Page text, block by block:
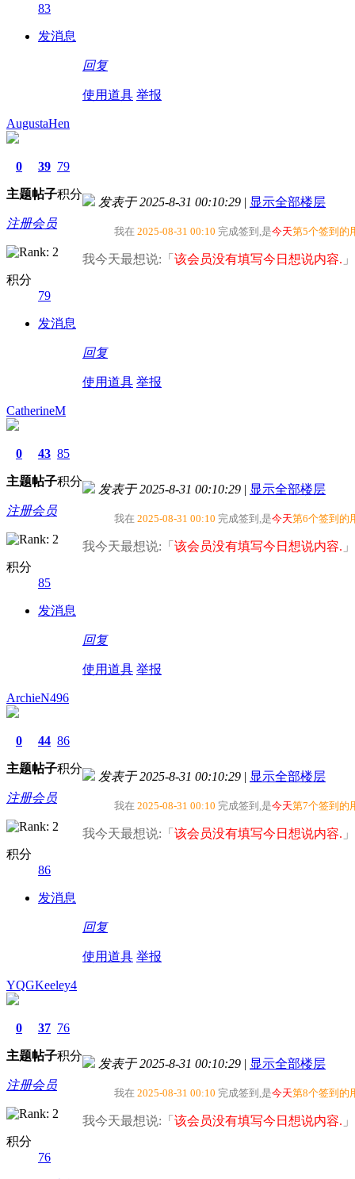
83
发消息
回复
使用道具 举报
AugustaHen
0
主题
39
帖子
79
积分
注册会员
积分
79
发消息
发表于 2025-8-31 00:10:29 | 显示全部楼层
我在 2025-08-31 00:10 完成签到,是今天第5个签到的
我今天最想说:「 该会员没有填写今日想说内容.
回复
使用道具 举报
CatherineM
0
主题
43
帖子
85
积分
注册会员
积分
85
发消息
发表于 2025-8-31 00:10:29 | 显示全部楼层
我在 2025-08-31 00:10 完成签到,是今天第6个签到的
我今天最想说:「 该会员没有填写今日想说内容.
回复
使用道具 举报
ArchieN496
0
主题
44
帖子
86
积分
注册会员
积分
86
发消息
发表于 2025-8-31 00:10:29 | 显示全部楼层
我在 2025-08-31 00:10 完成签到,是今天第7个签到的
我今天最想说:「 该会员没有填写今日想说内容.
回复
使用道具 举报
YQGKeeley4
0
主题
37
帖子
76
积分
注册会员
积分
76
发表于 2025-8-31 00:10:29 | 显示全部楼层
我在 2025-08-31 00:10 完成签到,是今天第8个签到的
我今天最想说:「 该会员没有填写今日想说内容.